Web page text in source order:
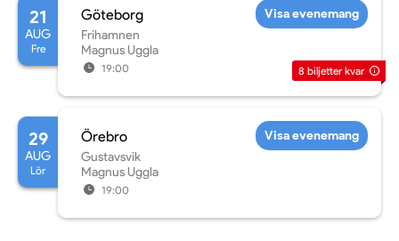
21
AUG
Fre
Göteborg
Frihamnen
Magnus Uggla
19:00
Visa evenemang
8 biljetter kvar
29
AUG
Lör
Örebro
Gustavsvik
Magnus Uggla
19:00
Visa evenemang